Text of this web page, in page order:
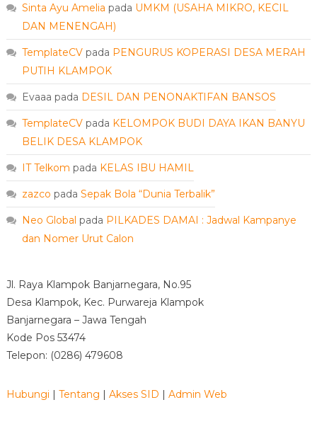
Sinta Ayu Amelia pada UMKM (USAHA MIKRO, KECIL
DAN MENENGAH)
TemplateCVpada PENGURUS KOPERASI DESA MERAH
PUTIH KLAMPOK
Evaaa pada DESIL DAN PENONAKTIFAN BANSOS
TemplateCVpada KELOMPOK BUDI DAYA IKAN BANYU
BELIK DESA KLAMPOK
IT Telkom pada KELAS IBU HAMIL
zazco pada Sepak Bola “Dunia Terbalik”
Neo Global pada PILKADES DAMAI : Jadwal Kampanye
dan Nomer Urut Calon
Jl. Raya Klampok Banjarnegara, No.95
Desa Klampok, Kec. Purwareja Klampok
Banjarnegara – Jawa Tengah
Kode Pos 53474
Telepon: (0286) 479608
Hubungi | Tentang | Akses SID | Admin Web